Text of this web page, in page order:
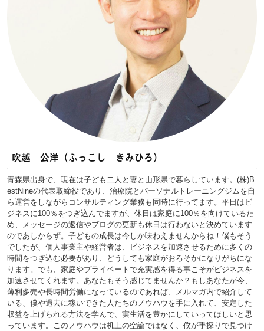
吹越 公洋（ふっこし きみひろ）
青森県出身で、現在は子ども二人と妻と山形県で暮らしています。(株)B
estNineの代表取締役であり、治療院とパーソナルトレーニングジムを自
ら運営をしながらコンサルティング業務も同時に行ってます。平日はビ
ジネスに100％をつぎ込んでますが、休日は家庭に100％を向けているた
め、メッセージの返信やブログの更新も休日は行わないと決めています
のであしからず。子どもの成長は今しか味わえませんからね！僕もそう
でしたが、個人事業主や経営者は、ビジネスを加速させるために多くの
時間をつぎ込む必要があり、どうしても家庭がおろそかになりがちにな
ります。でも、家庭やプライベートで充実感を得る事こそがビジネスを
加速させてくれます。あなたもそう感じてませんか？もしあなたが今、
薄利多売や長時間労働になっているのであれば、メルマガ内で紹介して
いる、僕や過去に稼いできた人たちのノウハウを手に入れて、安定した
収益を上げられる方法を学んで、実生活を豊かにしていってほしいと思
っています。このノウハウは机上の空論ではなく、僕が手探りで見つけ